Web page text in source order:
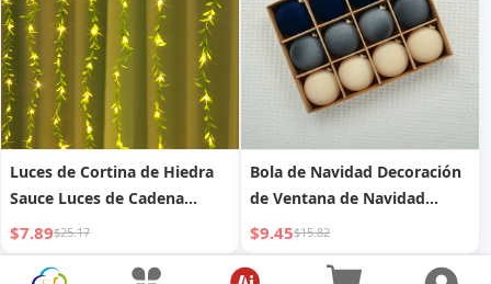
mesita de noche
Luces de Cortina de Hiedra
Sauce Luces de Cadena
Decorativas de Pared para
Balcón
$7.89$25.17
Bola de Navidad Decoración
de Ventana de Navidad
Colgante de Árbol de
Navidad Bola de Navidad
Flock
$9.45$15.82